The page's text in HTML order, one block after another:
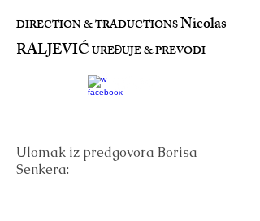
DIRECTION & TRADUCTIONSNicolas
RALJEVIĆUREĐUJE & PREVODI
Ulomak iz predgovora Borisa
Senkera: